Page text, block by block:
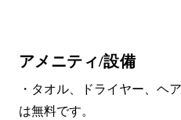
アメニティ/設備
・タオル、ドライヤー、ヘ
は無料です。